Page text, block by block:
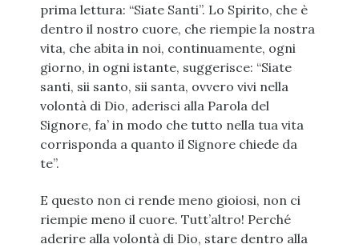
prima lettura: “Siate Santi”. Lo Spirito, che è
dentro il nostro cuore, che riempie la nostra
vita, che abita in noi, continuamente, ogni
giorno, in ogni istante, suggerisce: “Siate
santi, sii santo, sii santa, ovvero vivi nella
volontà di Dio, aderisci alla Parola del
Signore, fa’ in modo che tutto nella tua vita
corrisponda a quanto il Signore chiede da
te”.
E questo non ci rende meno gioiosi, non ci
riempie meno il cuore. Tutt’altro! Perché
aderire alla volontà di Dio, stare dentro alla